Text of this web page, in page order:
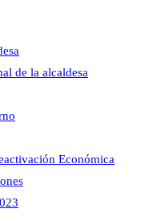
de la alcaldesa
Económica